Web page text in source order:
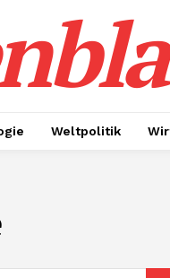
Weltpolitik